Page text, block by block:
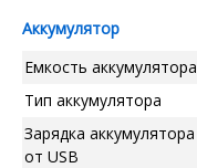
Аккумулятор
Емкость аккумулятора
Тип аккумулятора
Зарядка аккумулятора
от USB